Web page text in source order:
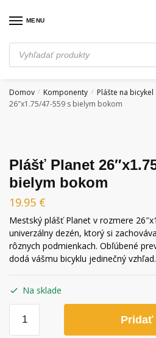
MENU
Products
search
Domov / Komponenty / Plášte na bicykel
26″x1.75/47-559 s bielym bokom
Plášť Planet
bielym bokom
19.95 €
Mestský plášť Planet v rozmere
univerzálny dezén, ktorý si
rôznych podmienkach. Obľúbené
dodá vášmu bicyklu jedinečný vzhľad.
Na sklade
Plášť
Pridať